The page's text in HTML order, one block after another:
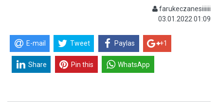
farukeczanesiiiiii
03.01.2022 01:09
E-mail Tweet Paylas +1
Share Pin this WhatsApp